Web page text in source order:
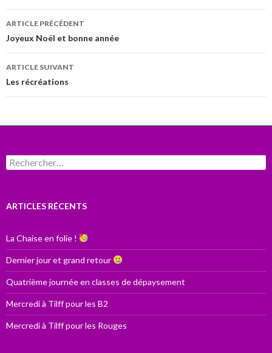
Navigation
des
articles
ARTICLE PRÉCÉDENT
Joyeux Noël et bonne année
ARTICLE SUIVANT
Les récréations
Rechercher :
ARTICLES RÉCENTS
La Chaise en folie !
Dernier jour et grand retour
Quatrième journée en classes de dépaysement
Mercredi à Tilff pour les B2
Mercredi à Tilff pour les Rouges